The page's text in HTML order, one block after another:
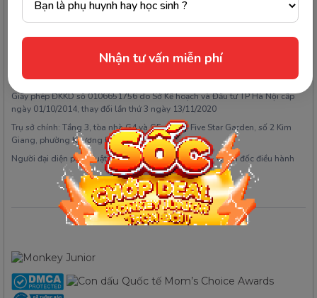
Nhận tư vấn miễn phí
Công ty Cổ phần Early Start
Giấy phép ĐKKD số 0106651756 do Sở Kế hoạch và Đầu tư TP Hà Nội cấp
ngày 01/10/2014, thay đổi lần thứ 3 ngày 13/11/2020
Trụ sở chính: Tầng 3, tòa nhà G4 và G5, dự án Five Star Garden, số 2 Kim
Giang, phường Khương Đình, TP. Hà Nội
Người đại diện pháp luật: Ông Nguyễn Hoàng Anh - Giám đốc điều hành